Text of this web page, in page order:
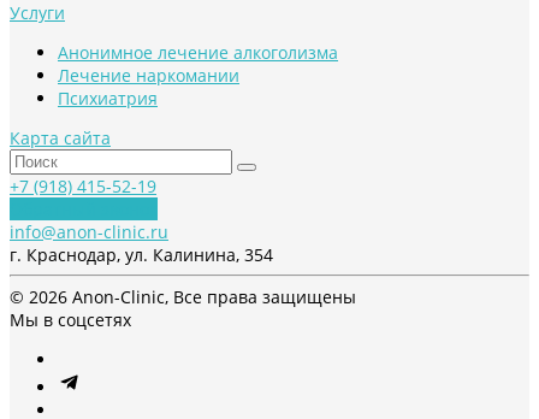
Услуги
Анонимное лечение алкоголизма
Лечение наркомании
Психиатрия
Карта сайта
+7 (918) 415-52-19
info@anon-clinic.ru
г. Краснодар, ул. Калинина, 354
© 2026 Anon-Clinic, Все права защищены
Мы в соцсетях